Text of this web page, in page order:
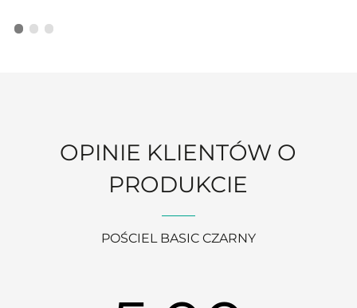
OPINIE KLIENTÓW O
PRODUKCIE
POŚCIEL BASIC CZARNY